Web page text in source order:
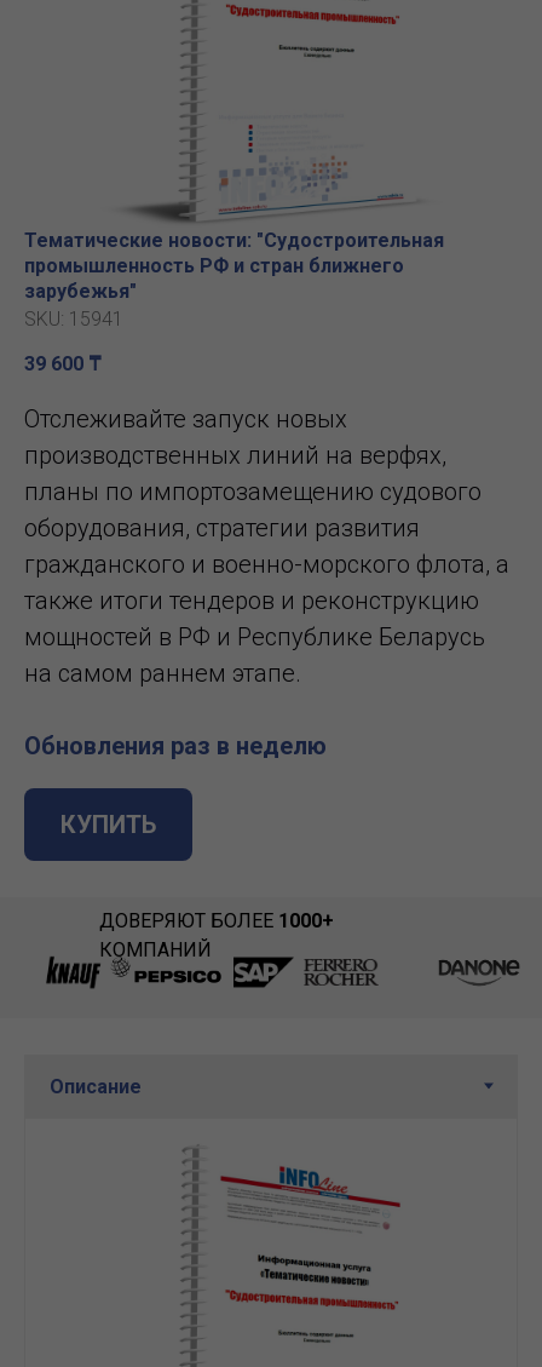
Тематические новости: "Судостроительная
промышленность РФ и стран ближнего
зарубежья"
SKU: 15941
39 600 ₸
Отслеживайте запуск новых
производственных линий на верфях,
планы по импортозамещению судового
оборудования, стратегии развития
гражданского и военно-морского флота, а
также итоги тендеров и реконструкцию
мощностей в РФ и Республике Беларусь
на самом раннем этапе.
Обновления раз в неделю
КУПИТЬ
ДОВЕРЯЮТ БОЛЕЕ 1000+
КОМПАНИЙ